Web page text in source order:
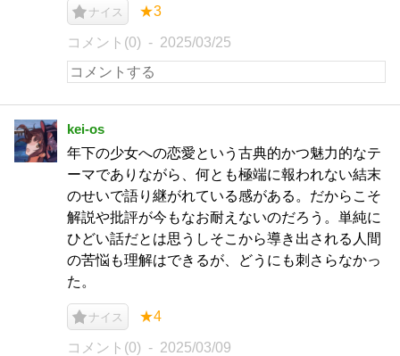
ナイス ★3
コメント(0) 2025/03/25
kei-os
年下の少女への恋愛という古典的かつ魅力的なテ
ーマでありながら、何とも極端に報われない結末
のせいで語り継がれている感がある。だからこそ
解説や批評が今もなお耐えないのだろう。単純に
ひどい話だとは思うしそこから導き出される人間
の苦悩も理解はできるが、どうにも刺さらなかっ
た。
ナイス ★4
コメント(0) 2025/03/09